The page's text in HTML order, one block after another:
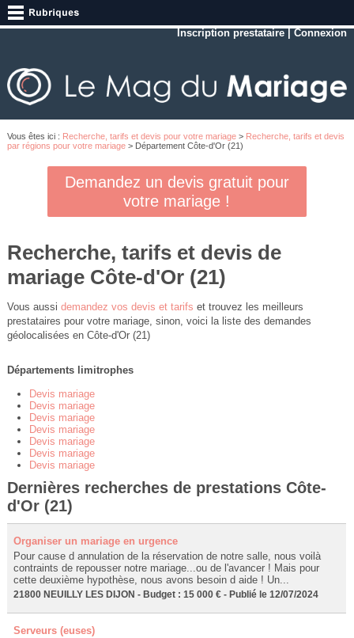
Inscription prestataire |Connexion
Vous êtes ici : Recherche, tarifs et devis pour votre mariage> Recherche, tarifs et devis
par régions pour votre mariage> Département Côte-d'Or (21)
Demandez un devis gratuit pour
votre mariage !
Recherche, tarifs et devis de
mariage Côte-d'Or (21)
Vous aussi demandez vos devis et tarifs et trouvez les meilleurs
prestataires pour votre mariage, sinon, voici la liste des demandes
géolocalisées en Côte-d'Or (21)
Départements limitrophes
Devis mariage
Devis mariage
Devis mariage
Devis mariage
Devis mariage
Devis mariage
Devis mariage
Dernières recherches de prestations Côte-
d'Or (21)
Organiser un mariage en urgence
Pour cause d annulation de la réservation de notre salle, nous voilà
contraints de repousser notre mariage...ou de l'avancer ! Mais pour
cette deuxième hypothèse, nous avons besoin d aide ! Un...
21800 NEUILLY LES DIJON - Budget : 15 000 € - Publié le 12/07/2024
Serveurs (euses)